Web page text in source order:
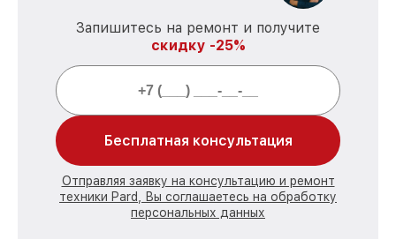
Запишитесь на ремонт и получите
скидку -25%
Бесплатная консультация
Отправляя заявку на консультацию и ремонт
техники Pard, Вы соглашаетесь на обработку
персональных данных